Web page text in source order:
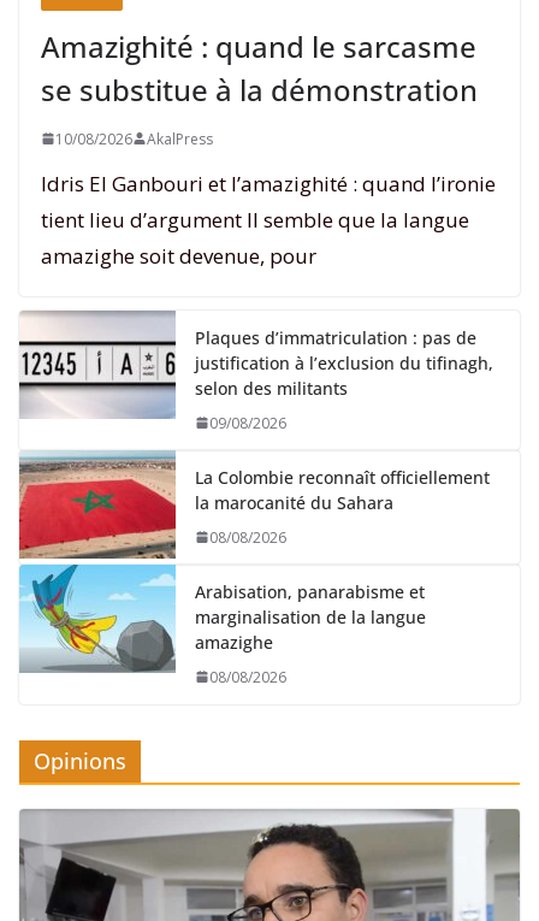
Amazighité : quand le sarcasme
se substitue à la démonstration
10/08/2026 AkalPress
Idris El Ganbouri et l’amazighité : quand l’ironie
tient lieu d’argument Il semble que la langue
amazighe soit devenue, pour
Plaques d’immatriculation : pas de
justification à l’exclusion du tifinagh,
selon des militants
09/08/2026
La Colombie reconnaît officiellement
la marocanité du Sahara
08/08/2026
Arabisation, panarabisme et
marginalisation de la langue
amazighe
08/08/2026
Opinions